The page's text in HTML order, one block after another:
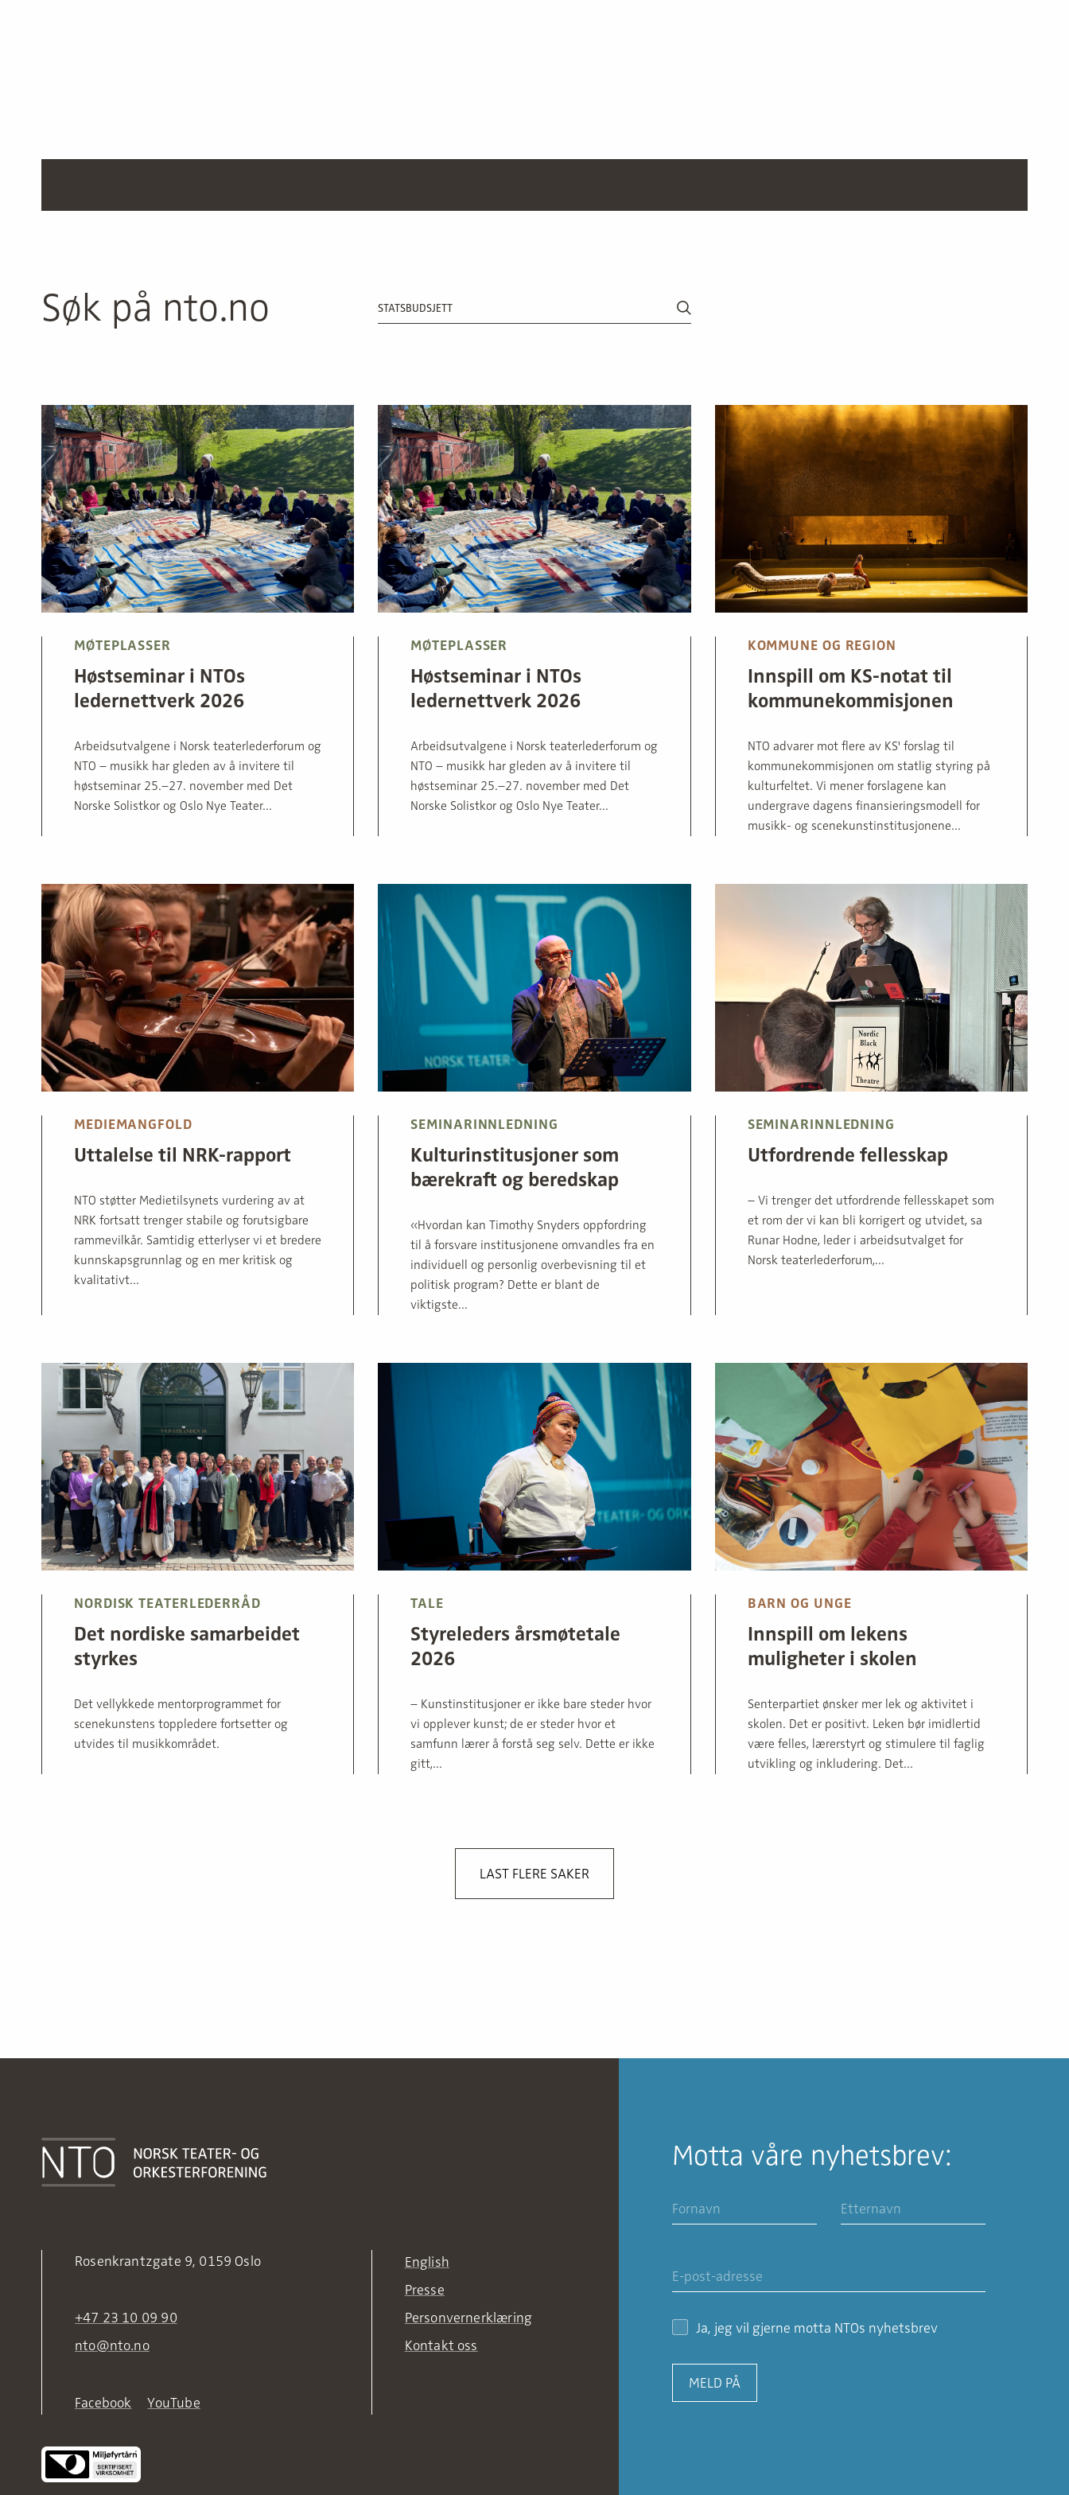
Søk på nto.no
MØTEPLASSER
Høstseminar i NTOs
ledernettverk 2026
Arbeidsutvalgene i Norsk teaterlederforum og
NTO – musikk har gleden av å invitere til
høstseminar 25.–27. november med Det
Norske Solistkor og Oslo Nye Teater...
MØTEPLASSER
Høstseminar i NTOs
ledernettverk 2026
Arbeidsutvalgene i Norsk teaterlederforum og
NTO – musikk har gleden av å invitere til
høstseminar 25.–27. november med Det
Norske Solistkor og Oslo Nye Teater...
KOMMUNE OG REGION
Innspill om KS-notat til
kommunekommisjonen
NTO advarer mot flere av KS' forslag til
kommunekommisjonen om statlig styring på
kulturfeltet. Vi mener forslagene kan
undergrave dagens finansieringsmodell for
musikk- og scenekunstinstitusjonene...
MEDIEMANGFOLD
Uttalelse til NRK-rapport
NTO støtter Medietilsynets vurdering av at
NRK fortsatt trenger stabile og forutsigbare
rammevilkår. Samtidig etterlyser vi et bredere
kunnskapsgrunnlag og en mer kritisk og
kvalitativt...
SEMINARINNLEDNING
Kulturinstitusjoner som
bærekraft og beredskap
«Hvordan kan Timothy Snyders oppfordring
til å forsvare institusjonene omvandles fra en
individuell og personlig overbevisning til et
politisk program? Dette er blant de
viktigste...
SEMINARINNLEDNING
Utfordrende fellesskap
– Vi trenger det utfordrende fellesskapet som
et rom der vi kan bli korrigert og utvidet, sa
Runar Hodne, leder i arbeidsutvalget for
Norsk teaterlederforum,...
NORDISK TEATERLEDERRÅD
Det nordiske samarbeidet
styrkes
Det vellykkede mentorprogrammet for
scenekunstens toppledere fortsetter og
utvides til musikkområdet.
TALE
Styreleders årsmøtetale
2026
– Kunstinstitusjoner er ikke bare steder hvor
vi opplever kunst; de er steder hvor et
samfunn lærer å forstå seg selv. Dette er ikke
gitt,...
BARN OG UNGE
Innspill om lekens
muligheter i skolen
Senterpartiet ønsker mer lek og aktivitet i
skolen. Det er positivt. Leken bør imidlertid
være felles, lærerstyrt og stimulere til faglig
utvikling og inkludering. Det...
LAST FLERE SAKER
Rosenkrantzgate 9, 0159 Oslo
+47 23 10 09 90
nto@nto.no
Facebook YouTube
English
Presse
Personvernerklæring
Kontakt oss
Motta våre nyhetsbrev:
Ja, jeg vil gjerne motta NTOs nyhetsbrev
MELD PÅ